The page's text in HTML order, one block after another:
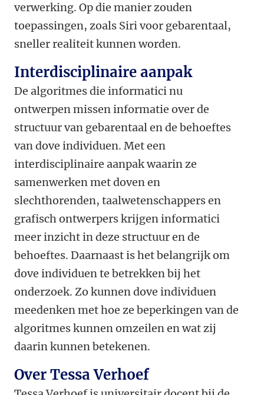
verwerking. Op die manier zouden
toepassingen, zoals Siri voor gebarentaal,
sneller realiteit kunnen worden.
Interdisciplinaire aanpak
De algoritmes die informatici nu
ontwerpen missen informatie over de
structuur van gebarentaal en de behoeftes
van dove individuen. Met een
interdisciplinaire aanpak waarin ze
samenwerken met doven en
slechthorenden, taalwetenschappers en
grafisch ontwerpers krijgen informatici
meer inzicht in deze structuur en de
behoeftes. Daarnaast is het belangrijk om
dove individuen te betrekken bij het
onderzoek. Zo kunnen dove individuen
meedenken met hoe ze beperkingen van de
algoritmes kunnen omzeilen en wat zij
daarin kunnen betekenen.
Over Tessa Verhoef